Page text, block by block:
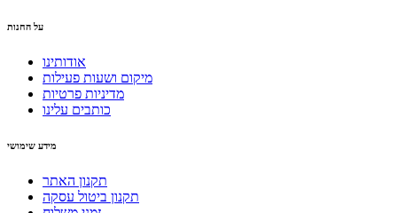
על החנות
אודותינו
מיקום ושעות פעילות
מדיניות פרטיות
כותבים עלינו
מידע שימושי
תקנון האתר
תקנון ביטול עסקה